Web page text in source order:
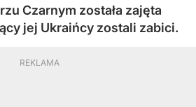
Czarnym została zajęta
jej Ukraińcy zostali zabici.